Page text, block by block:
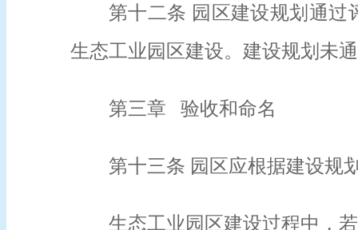
第十二条 园区建设规划通
生态工业园区建设。建设规划未
第三章 验收和命名
第十三条 园区应根据建设规
生态工业园区建设过程中，